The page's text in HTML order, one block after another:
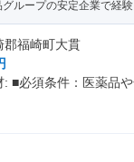
ループの安定企業で経
郡福崎町大貫
: ■必須条件：医薬品